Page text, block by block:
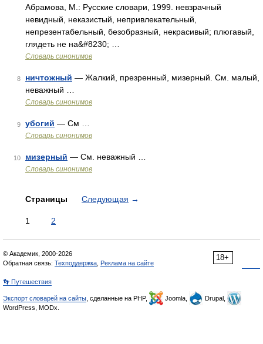
Абрамова, М.: Русские словари, 1999. невзрачный
невидный, неказистый, непривлекательный,
непрезентабельный, безобразный, некрасивый; плюгавый,
глядеть не на&#8230; …
Словарь синонимов
8 ничтожный — Жалкий, презренный, мизерный. См. малый,
неважный …
Словарь синонимов
9 убогий — См …
Словарь синонимов
10 мизерный — См. неважный …
Словарь синонимов
Страницы Следующая →
1 2
18+
© Академик, 2000-2026
Обратная связь: Техподдержка Реклама на сайте
👣 Путешествия
Экспорт словарей на сайты , сделанные на PHP, Joomla,
Drupal,
WordPress, MODx.